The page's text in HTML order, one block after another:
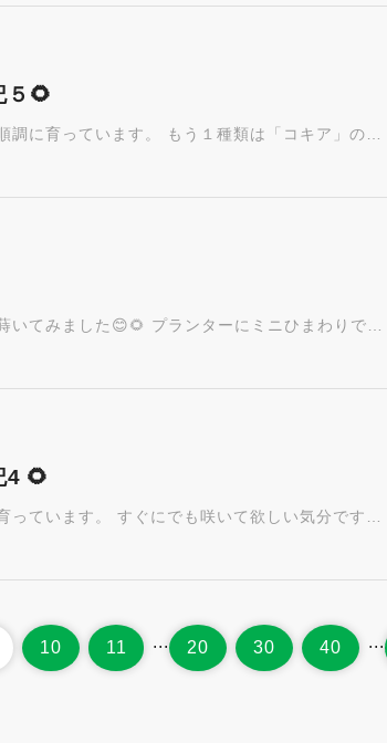
🌻
調に育っています。 もう１種類は「コキア」の…
いてみました😊🌻 プランターにミニひまわりで…
🌻
っています。 すぐにでも咲いて欲しい気分です…
10 11 ... 20 30 40 ...